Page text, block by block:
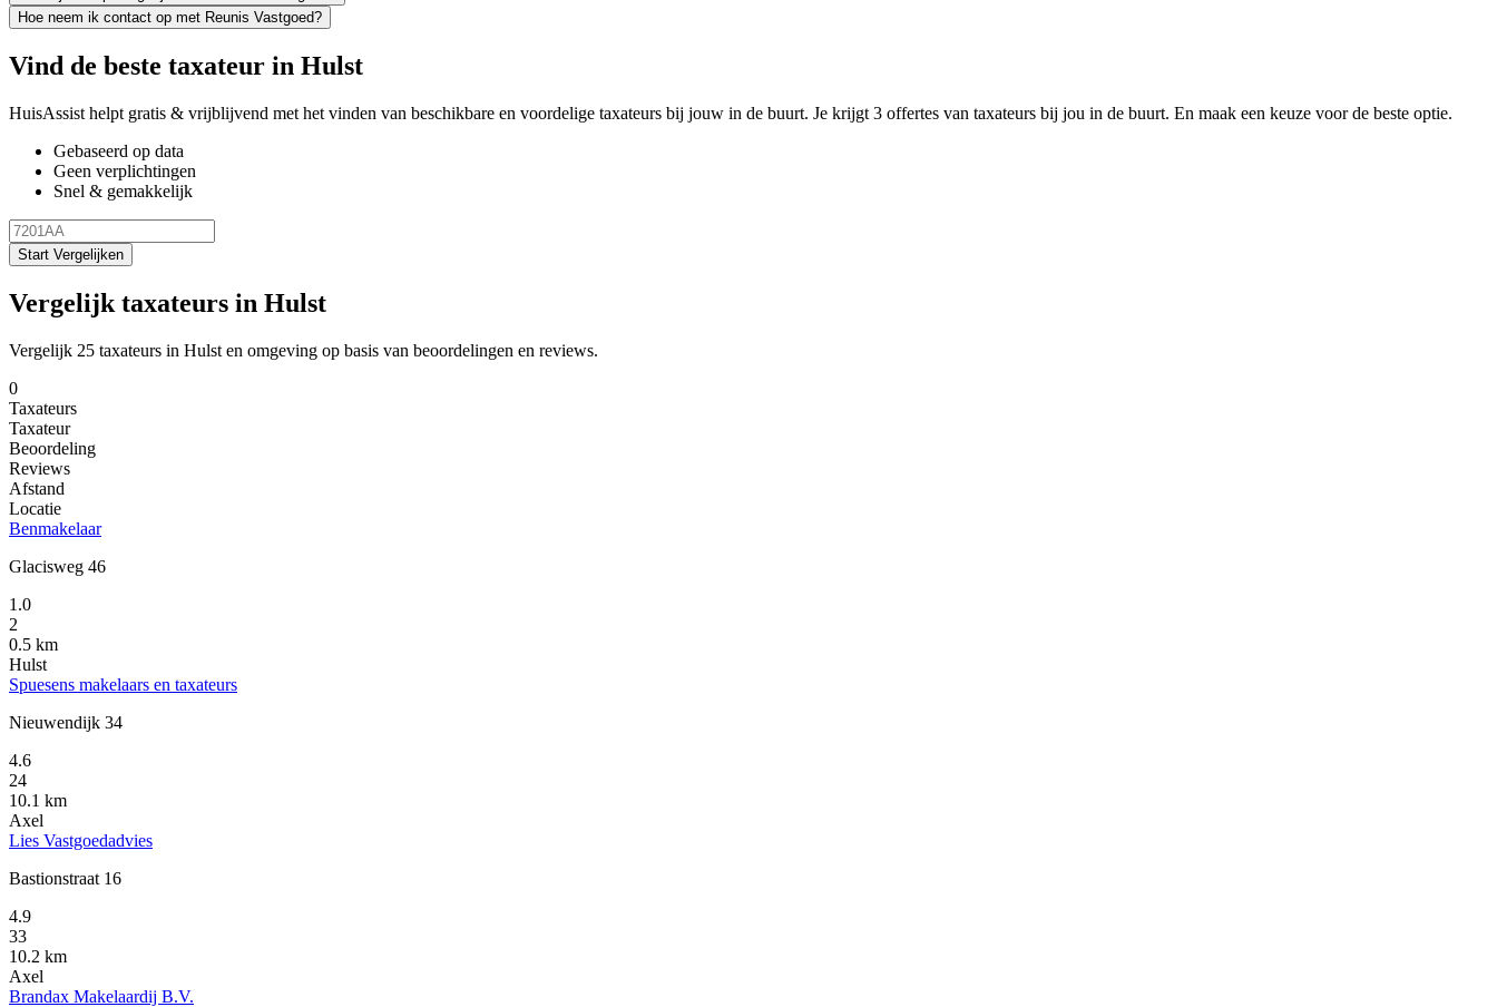
Hoe neem ik contact op met Reunis Vastgoed?
Vind de beste taxateur in Hulst
HuisAssist helpt gratis & vrijblijvend met het vinden van beschikbare en voordelige taxateurs bij jouw in de buurt. Je krijgt 3 offertes van taxateurs bij jou in de buurt. En maak een keuze voor de beste optie.
Gebaseerd op data
Geen verplichtingen
Snel & gemakkelijk
Start Vergelijken
Vergelijk taxateurs in Hulst
Vergelijk 25 taxateurs in Hulst en omgeving op basis van beoordelingen en reviews.
0
Taxateurs
Taxateur
Beoordeling
Reviews
Afstand
Locatie
Benmakelaar
Glacisweg 46
1.0
2
0.5 km
Hulst
Spuesens makelaars en taxateurs
Nieuwendijk 34
4.6
24
10.1 km
Axel
Lies Vastgoedadvies
Bastionstraat 16
4.9
33
10.2 km
Axel
Brandax Makelaardij B.V.